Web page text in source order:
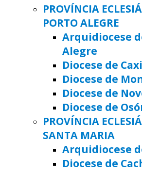
PROVÍNCIA
PORTO ALEGRE
Arquidiocese
Alegre
Diocese de
Diocese de
Diocese de
Diocese de
PROVÍNCIA
SANTA MARIA
Arquidiocese
Diocese de